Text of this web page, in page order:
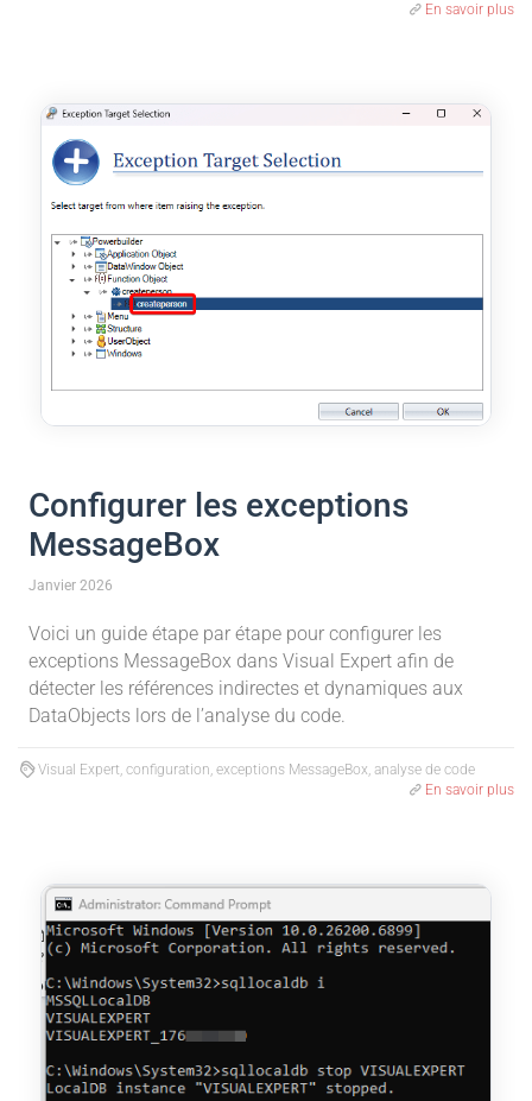
En savoir plus
Configurer les exceptions
MessageBox
Janvier 2026
Voici un guide étape par étape pour configurer les
exceptions MessageBox dans Visual Expert afin de
détecter les références indirectes et dynamiques aux
DataObjects lors de l’analyse du code.
Visual Expert, configuration, exceptions MessageBox, analyse de code
En savoir plus